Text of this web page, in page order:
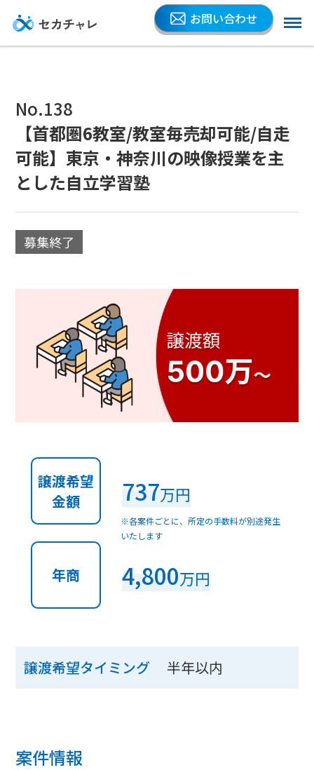
お問い合わせ
No.138
【首都圏6教室/教室毎売却可能/自走
可能】東京・神奈川の映像授業を主
とした自立学習塾
募集終了
譲渡希望
金額
737万円
※各案件ごとに、所定の手数料が別途発生
いたします
年商 4,800万円
譲渡希望タイミング 半年以内
案件情報